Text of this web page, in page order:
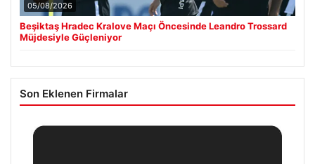
05/08/2026
Beşiktaş Hradec Kralove Maçı Öncesinde Leandro Trossard
Müjdesiyle Güçleniyor
Son Eklenen Firmalar